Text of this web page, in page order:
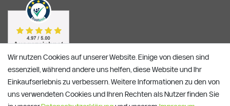
Wir nutzen Cookies auf unserer Website. Einige von diesen sind
essenziell, während andere uns helfen, diese Website und Ihr
Einkaufserlebnis zu verbessern. Weitere Informationen zu den von
uns verwendeten Cookies und Ihren Rechten als Nutzer finden Sie